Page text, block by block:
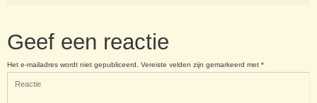
Geef een reactie
Het e-mailadres wordt niet gepubliceerd. Vereiste velden zijn gemarkeerd met *